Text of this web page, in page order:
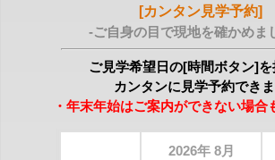
[カンタン見学予約]
-ご自身の目で現地を確かめま
ご見学希望日の[時間ボタン]を
カンタンに見学予約でき
・年末年始はご案内ができない場合
2026年 8月